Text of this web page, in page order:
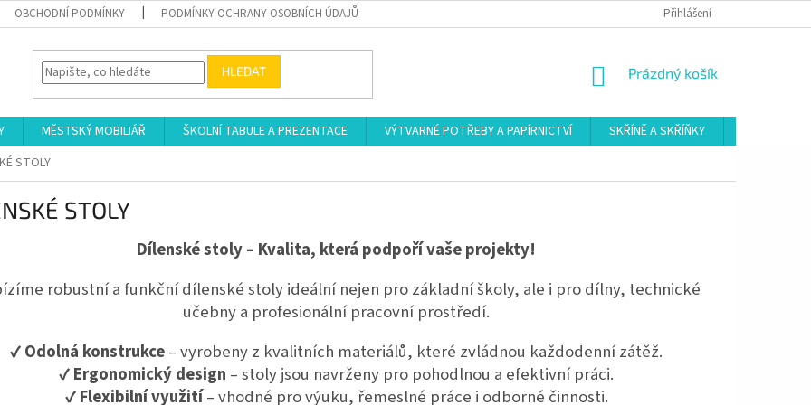
OBCHODNÍ PODMÍNKY PODMÍNKY OCHRANY OSOBNÍCH ÚDAJŮ Přihlášení
HLEDAT
NÁKUPNÍ
Prázdný košík
MĚSTSKÝ MOBILIÁŘ ŠKOLNÍ TABULE A PREZENTACE VÝTVARNÉ POTŘEBY A PAPÍRNICTVÍ SKŘÍNĚ A SKŘÍŇKY
STOLY
STOLY
Dílenské stoly – Kvalita, která podpoří vaše projekty!
robustní a funkční dílenské stoly ideální nejen pro základní školy, ale i pro dílny, technické
učebny a profesionální pracovní prostředí.
✔Odolná konstrukce– vyrobeny z kvalitních materiálů, které zvládnou každodenní zátěž.
✔Ergonomický design – stoly jsou navrženy pro pohodlnou a efektivní práci.
✔Flexibilní využití– vhodné pro výuku, řemeslné práce i odborné činnosti.